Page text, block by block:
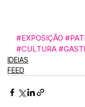
#EXPOSIÇÃO
#CULTURA
IDEIAS
FEED